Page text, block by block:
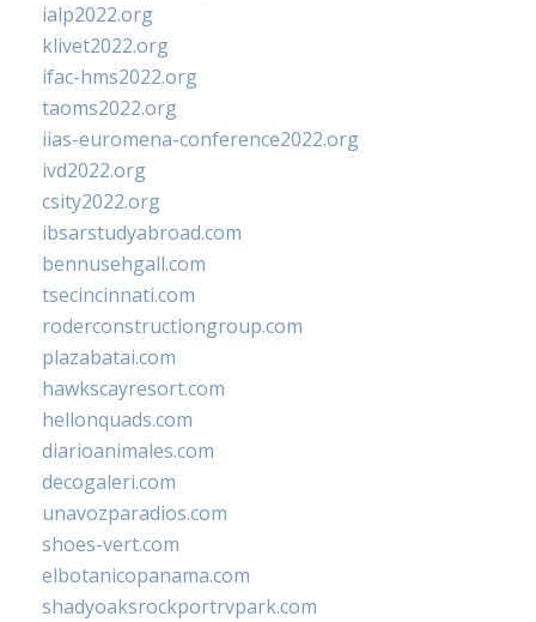
ialp2022.org
klivet2022.org
ifac-hms2022.org
taoms2022.org
iias-euromena-conference2022.org
ivd2022.org
csity2022.org
ibsarstudyabroad.com
bennusehgall.com
tsecincinnati.com
roderconstructiongroup.com
plazabatai.com
hawkscayresort.com
hellonquads.com
diarioanimales.com
decogaleri.com
unavozparadios.com
shoes-vert.com
elbotanicopanama.com
shadyoaksrockportrvpark.com